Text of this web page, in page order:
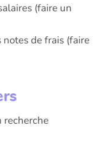
(faire un
de frais (faire
recherche